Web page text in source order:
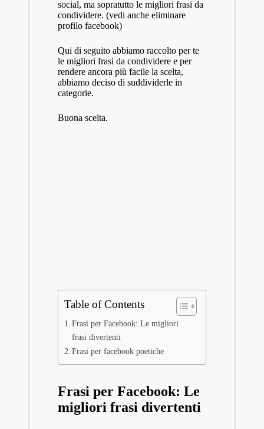
social, ma sopratutto le migliori frasi da
condividere. (vedi anche eliminare
profilo facebook)
Qui di seguito abbiamo raccolto per te
le migliori frasi da condividere e per
rendere ancora più facile la scelta,
abbiamo deciso di suddividerle in
categorie.
Buona scelta.
Table of Contents
Frasi per Facebook: Le migliori
frasi divertenti
Frasi per facebook poetiche
Frasi per Facebook: Le
migliori frasi divertenti